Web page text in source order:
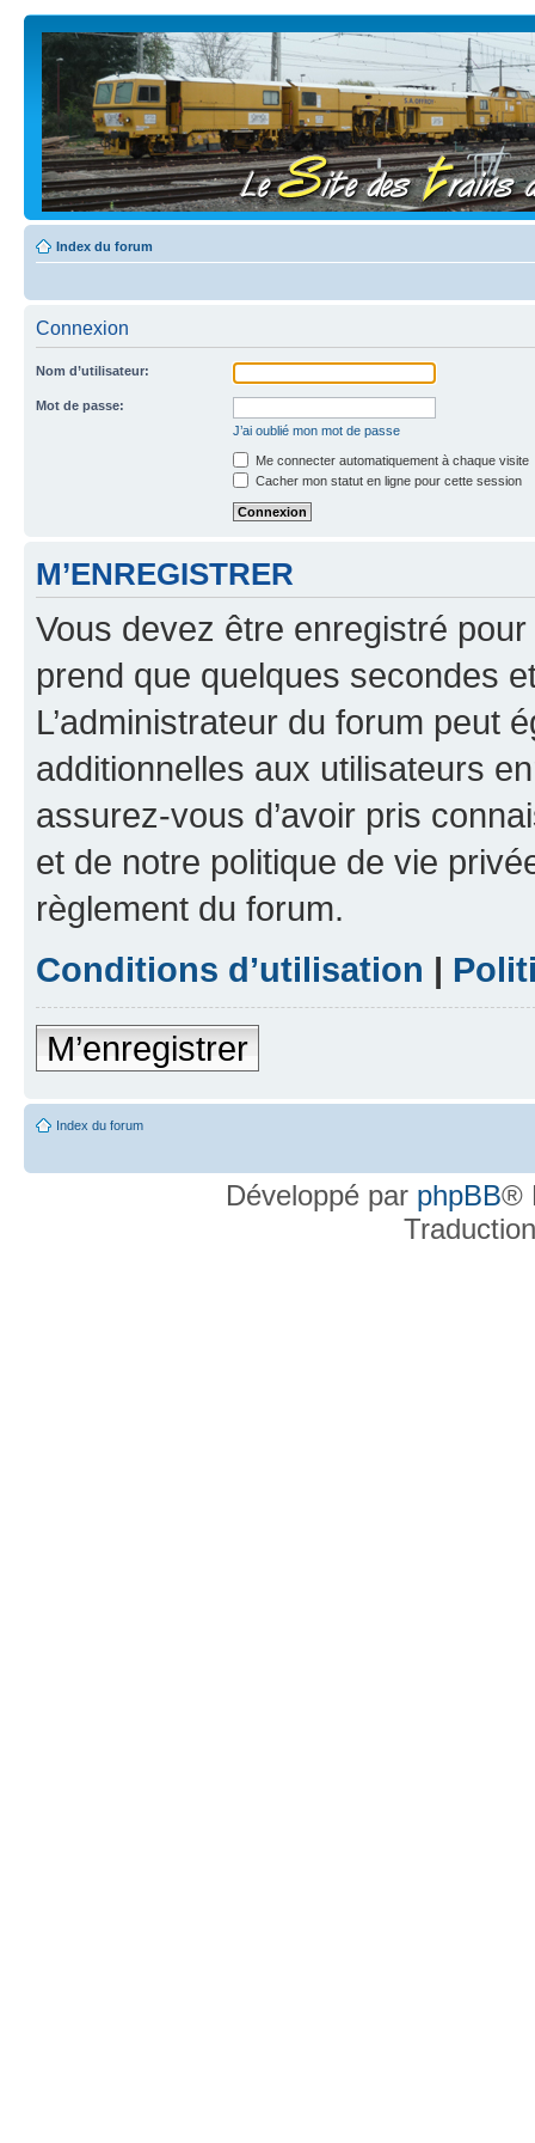
Index du forum
Connexion
Nom d’utilisateur:
Mot de passe:
J’ai oublié mon mot de passe
Me connecter automatiquement à chaque visite
Cacher mon statut en ligne pour cette session
M’ENREGISTRER
Vous devez être enregistré
prend que quelques secondes
L’administrateur du forum peut
additionnelles aux utilisateurs
assurez-vous d’avoir pris
et de notre politique de vie
règlement du forum.
Conditions d’utilisation |
M’enregistrer
Index du forum
Développé par phpBB®